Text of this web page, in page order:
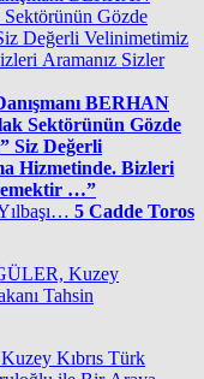
Sektörünün Gözde
Hizmetinde. Bizleri
…”
5 Cadde Toros
Kıbrıs Türk